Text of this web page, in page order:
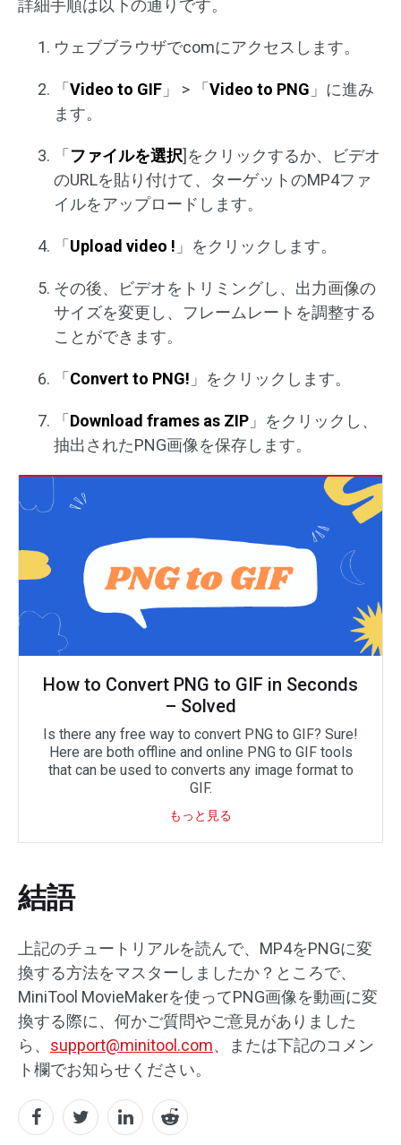
詳細手順は以下の通りです。
ウェブブラウザでcomにアクセスします。
「 Video to GIF 」 > 「 Video to PNG 」に進み
ます。
「 ファイルを選択]をクリックするか、ビデオ
のURLを貼り付けて、ターゲットのMP4ファ
イルをアップロードします。
「 Upload video ! 」をクリックします。
その後、ビデオをトリミングし、出力画像の
サイズを変更し、フレームレートを調整する
ことができます。
「 Convert to PNG! 」をクリックします。
「 Download frames as ZIP 」をクリックし、
抽出されたPNG画像を保存します。
How to Convert PNG to GIF in Seconds
– Solved
Is there any free way to convert PNG to GIF? Sure!
Here are both offline and online PNG to GIF tools
that can be used to converts any image format to
GIF.
もっと見る
結語
上記のチュートリアルを読んで、MP4をPNGに変
換する方法をマスターしましたか？ところで、
MiniTool MovieMakerを使ってPNG画像を動画に変
換する際に、何かご質問やご意見がありました
ら、 support@minitool.com、または下記のコメン
ト欄でお知らせください。